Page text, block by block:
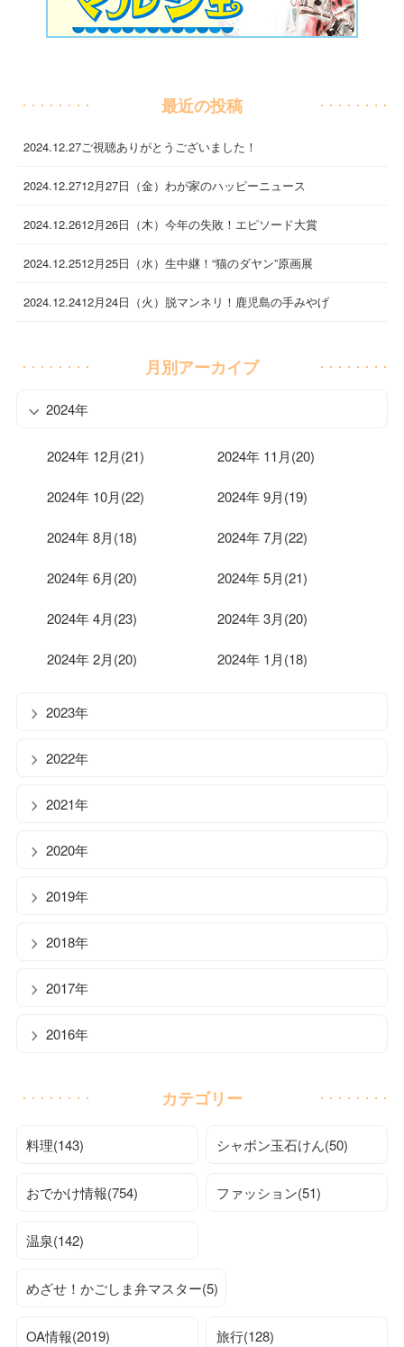
最近の投稿
2024.12.27ご視聴ありがとうございました！
2024.12.2712月27日（金）わが家のハッピーニュース
2024.12.2612月26日（木）今年の失敗！エピソード大賞
2024.12.2512月25日（水）生中継！“猫のダヤン”原画展
2024.12.2412月24日（火）脱マンネリ！鹿児島の手みやげ
月別アーカイブ
2024年
2024年 12月(21) 2024年 11月(20)
2024年 10月(22) 2024年 9月(19)
2024年 8月(18) 2024年 7月(22)
2024年 6月(20) 2024年 5月(21)
2024年 4月(23) 2024年 3月(20)
2024年 2月(20) 2024年 1月(18)
2023年
2022年
2021年
2020年
2019年
2018年
2017年
2016年
カテゴリー
料理(143) シャボン玉石けん(50)
おでかけ情報(754) ファッション(51)
温泉(142)
めざせ！かごしま弁マスター(5)
OA情報(2019) 旅行(128)